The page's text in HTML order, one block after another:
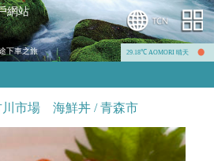
網站
下車之旅 29.18℃ AOMORI 晴天
川市場 海鮮丼 / 青森市